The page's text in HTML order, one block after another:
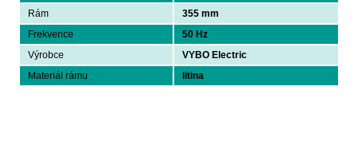
Rám
355 mm
Frekvence
50 Hz
Výrobce
VYBO Electric
Materiál rámu
litina